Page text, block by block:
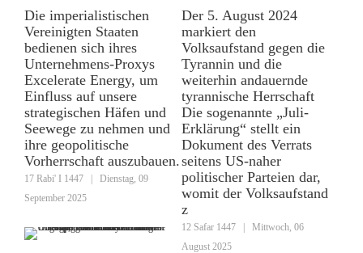
Die imperialistischen
Vereinigten Staaten
bedienen sich ihres
Unternehmens-Proxys
Excelerate Energy, um
Einfluss auf unsere
strategischen Häfen und
Seewege zu nehmen und
ihre geopolitische
Vorherrschaft auszubauen.
17 Rabi' I 1447
Dienstag, 09
September 2025
Der 5. August 2024
markiert den
Volksaufstand gegen die
Tyrannin und die
weiterhin andauernde
tyrannische Herrschaft
Die sogenannte „Juli-
Erklärung“ stellt ein
Dokument des Verrats
seitens US-naher
politischer Parteien dar,
womit der Volksaufstand
z
12 Safar 1447
Mittwoch, 06
August 2025